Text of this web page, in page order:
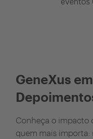
GeneXus
Conheça o impacto
quem mais importa: